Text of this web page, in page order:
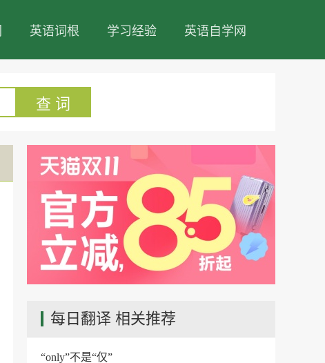
英语词根 学习经验 英语自学网
查 词
每日翻译 相关推荐
“only”不是“仅”